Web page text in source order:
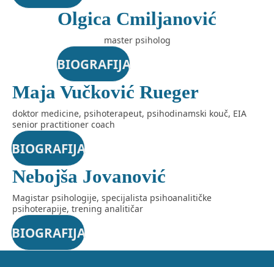
Olgica Cmiljanović
master psiholog
BIOGRAFIJA
Maja Vučković Rueger
doktor medicine, psihoterapeut, psihodinamski kouč, EIA
senior practitioner coach
BIOGRAFIJA
Nebojša Jovanović
Magistar psihologije, specijalista psihoanalitičke
psihoterapije, trening analitičar
BIOGRAFIJA